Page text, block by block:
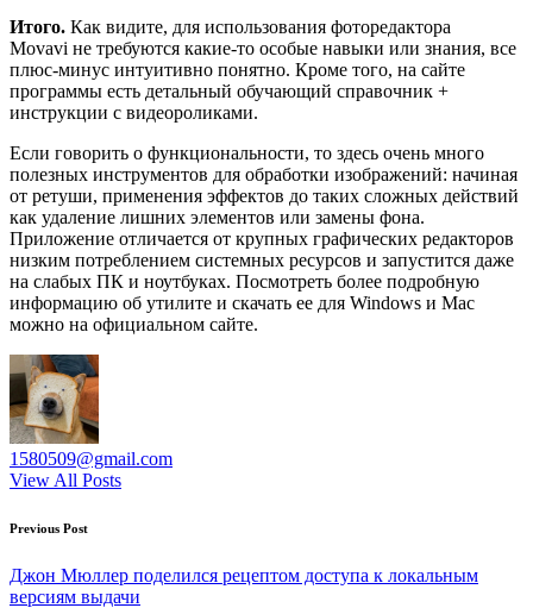
Итого. Как видите, для использования фоторедактора
Movavi не требуются какие-то особые навыки или знания, все
плюс-минус интуитивно понятно. Кроме того, на сайте
программы есть детальный обучающий справочник +
инструкции с видеороликами.
Если говорить о функциональности, то здесь очень много
полезных инструментов для обработки изображений: начиная
от ретуши, применения эффектов до таких сложных действий
как удаление лишних элементов или замены фона.
Приложение отличается от крупных графических редакторов
низким потреблением системных ресурсов и запустится даже
на слабых ПК и ноутбуках. Посмотреть более подробную
информацию об утилите и скачать ее для Windows и Mac
можно на официальном сайте.
1580509@gmail.com
View All Posts
Post
navigation
Previous Post
Джон Мюллер поделился рецептом доступа к локальным
версиям выдачи